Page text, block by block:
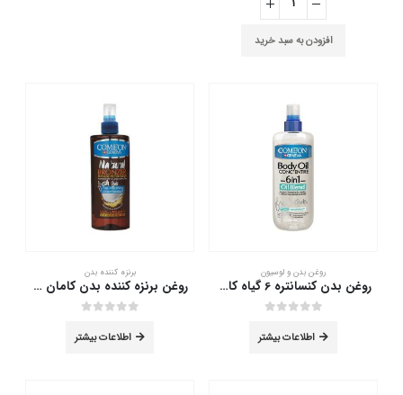
افزودن به سبد خرید
روغن بدن و لوسیون
روغن بدن کنسانتره 6 گیاه کامان 400 میلی لیتر
اطلاعات بیشتر
برنزه کننده بدن
روغن برنزه کننده بدن کامان 400 میلی لیتر
اطلاعات بیشتر